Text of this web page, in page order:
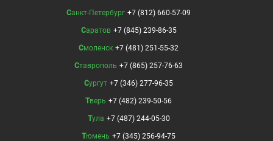
Санкт-Петербург +7 (812) 660-57-09
Саратов +7 (845) 239-86-35
Смоленск +7 (481) 251-55-32
Ставрополь +7 (865) 257-76-63
Сургут +7 (346) 277-96-35
Тверь +7 (482) 239-50-56
Тула +7 (487) 244-05-30
Тюмень +7 (345) 256-94-75